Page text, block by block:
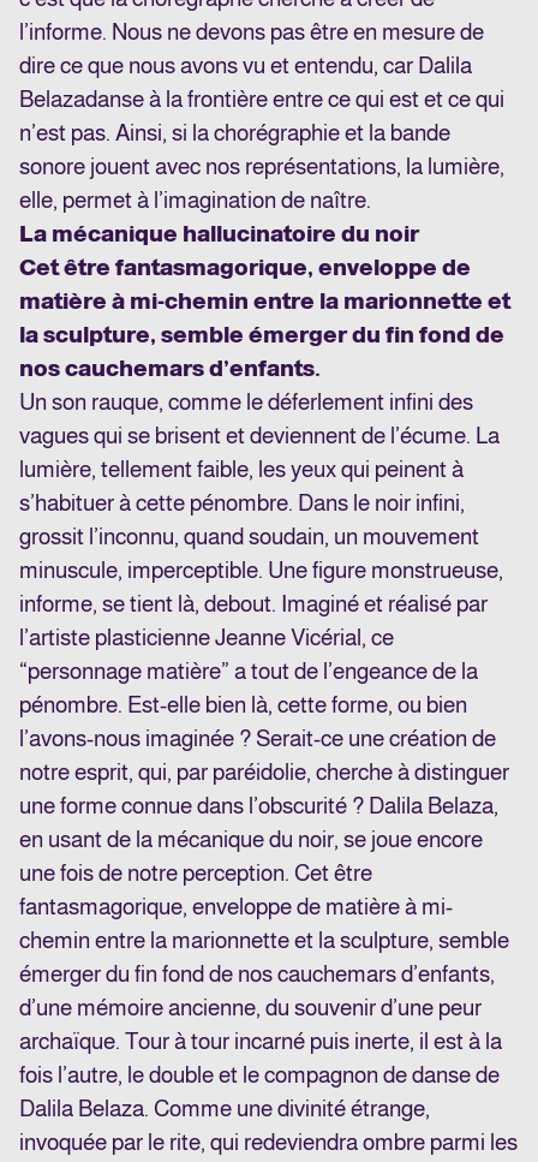
l’informe. Nous ne devons pas être en mesure de
dire ce que nous avons vu et entendu, car Dalila
Belazadanse à la frontière entre ce qui est et ce qui
n’est pas. Ainsi, si la chorégraphie et la bande
sonore jouent avec nos représentations, la lumière,
elle, permet à l’imagination de naître.
La mécanique hallucinatoire du noir
Cet être fantasmagorique, enveloppe de
matière à mi-chemin entre la marionnette et
la sculpture, semble émerger du fin fond de
nos cauchemars d’enfants.
Un son rauque, comme le déferlement infini des
vagues qui se brisent et deviennent de l’écume. La
lumière, tellement faible, les yeux qui peinent à
s’habituer à cette pénombre. Dans le noir infini,
grossit l’inconnu, quand soudain, un mouvement
minuscule, imperceptible. Une figure monstrueuse,
informe, se tient là, debout. Imaginé et réalisé par
l’artiste plasticienne Jeanne Vicérial, ce
“personnage matière” a tout de l’engeance de la
pénombre. Est-elle bien là, cette forme, ou bien
l’avons-nous imaginée ? Serait-ce une création de
notre esprit, qui, par paréidolie, cherche à distinguer
une forme connue dans l’obscurité ? Dalila Belaza,
en usant de la mécanique du noir, se joue encore
une fois de notre perception. Cet être
fantasmagorique, enveloppe de matière à mi-
chemin entre la marionnette et la sculpture, semble
émerger du fin fond de nos cauchemars d’enfants,
d’une mémoire ancienne, du souvenir d’une peur
archaïque. Tour à tour incarné puis inerte, il est à la
fois l’autre, le double et le compagnon de danse de
Dalila Belaza. Comme une divinité étrange,
invoquée par le rite, qui redeviendra ombre parmi les